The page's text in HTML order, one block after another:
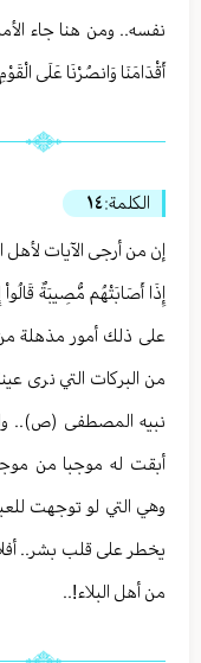
نفسه.. ومن هنا جاء
أَقْدَامَنَا وَانصُرْنَا عَلَى
الكلمة:١٤
إن من أرجى الآيات لأهل
إِذَا أَصَابَتْهُم مُّصِيبَةٌ قَالُواْ
على ذلك أمور مذهلة
من البركات التي نرى
نبيه المصطفى (ص)..
أبقت له موجبا من
وهي التي لو توجهت
يخطر على قلب بشر..
من أهل البلاء!..